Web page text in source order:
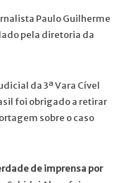
Paulo Guilherme
pela diretoria da
da 3ª Vara Cível
foi obrigado a retirar
sobre o caso
de imprensa por